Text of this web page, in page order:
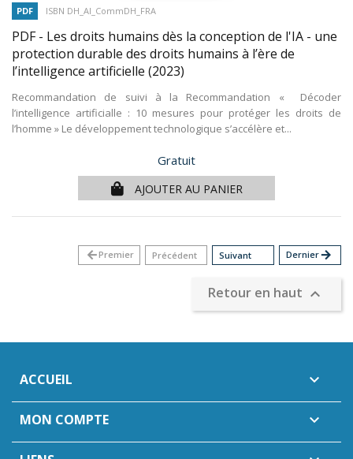
PDF ISBN DH_AI_CommDH_FRA
PDF - Les droits humains dès la conception de l'IA - une
protection durable des droits humains à l’ère de
l’intelligence artificielle (2023)
Recommandation de suivi à la Recommandation « Décoder
l’intelligence artificialle : 10 mesures pour protéger les droits de
l’homme » Le développement technologique s’accélère et...
Prix
Gratuit
AJOUTER AU PANIER
arrow_backPremier Précédent Suivant Dernierarrow_forward
Retour en haut 
ACCUEIL 
MON COMPTE 